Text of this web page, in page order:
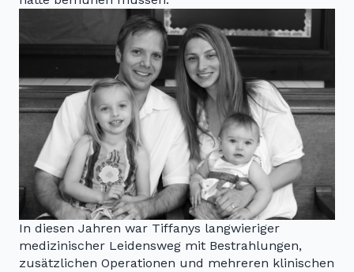
In diesen Jahren war Tiffanys langwieriger
medizinischer Leidensweg mit Bestrahlungen,
zusätzlichen Operationen und mehreren klinischen